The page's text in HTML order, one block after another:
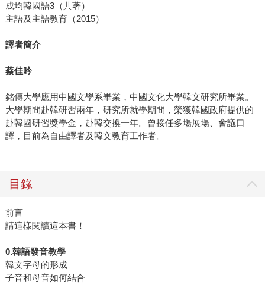
成均韓國語3（共著）
主語及主語教育（2015）
譯者簡介
蔡佳吟
銘傳大學應用中國文學系畢業，中國文化大學韓文研究所畢業。
大學期間赴韓研習兩年，研究所就學期間，榮獲韓國政府提供的
赴韓國研習獎學金，赴韓交換一年。曾接任多場展場、會議口
譯，目前為自由譯者及韓文教育工作者。
目錄
前言
請這樣閱讀這本書！
0.韓語發音教學
韓文字母的形成
子音和母音如何結合